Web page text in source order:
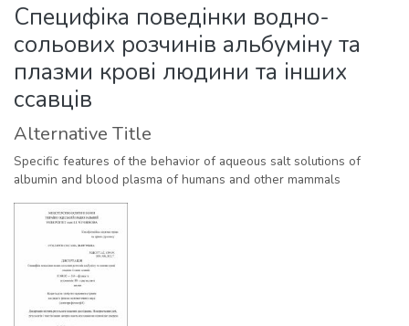
Statistics
Специфіка поведінки водно-
сольових розчинів альбуміну та
плазми крові людини та інших
ссавців
Alternative Title
Specific features of the behavior of aqueous salt solutions of
albumin and blood plasma of humans and other mammals